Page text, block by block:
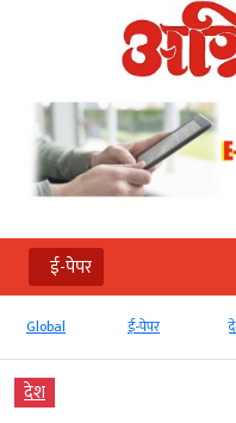
ई-पेपर
ई-पेपर देश
देश